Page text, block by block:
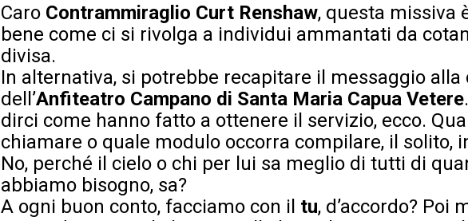
Caro Contrammiraglio Curt Renshaw, questa missiva
bene come ci si rivolga a individui ammantati da
divisa.
In alternativa, si potrebbe recapitare il messaggio alla
dell’Anfiteatro Campano di Santa Maria Capua Vetere
dirci come hanno fatto a ottenere il servizio, ecco.
chiamare o quale modulo occorra compilare, il solito,
No, perché il cielo o chi per lui sa meglio di tutti di
abbiamo bisogno, sa?
A ogni buon conto, facciamo con il tu, d’accordo? Poi